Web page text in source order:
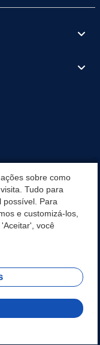
sobre como
Tudo para
possível. Para
e customizá-los,
você